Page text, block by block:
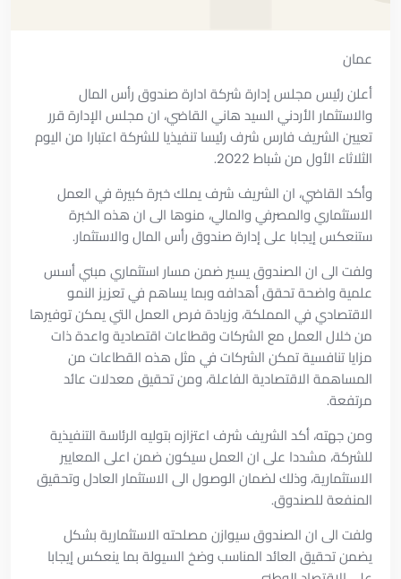
عمان
أعلن رئيس مجلس إدارة شركة ادارة صندوق رأس المال
والاستثمار الأردني السيد هاني القاضي، ان مجلس الإدارة قرر
تعيين الشريف فارس شرف رئيسا تنفيذيا للشركة اعتبارا من اليوم
الثلاثاء الأول من شباط 2022.
وأكد القاضي، ان الشريف شرف يملك خبرة كبيرة في العمل
الاستثماري والمصرفي والمالي، منوها الى ان هذه الخبرة
ستنعكس إيجابا على إدارة صندوق رأس المال والاستثمار.
ولفت الى ان الصندوق يسير ضمن مسار استثماري مبني أسس
علمية واضحة تحقق أهدافه وبما يساهم في تعزيز النمو
الاقتصادي في المملكة، وزيادة فرص العمل التي يمكن توفيرها
من خلال العمل مع الشركات وقطاعات اقتصادية واعدة ذات
مزايا تنافسية تمكن الشركات في مثل هذه القطاعات من
المساهمة الاقتصادية الفاعلة، ومن تحقيق معدلات عائد
مرتفعة.
ومن جهته، أكد الشريف شرف اعتزازه بتوليه الرئاسة التنفيذية
للشركة، مشددا على ان العمل سيكون ضمن اعلى المعايير
الاستثمارية، وذلك لضمان الوصول الى الاستثمار العادل وتحقيق
المنفعة للصندوق.
ولفت الى ان الصندوق سيوازن مصلحته الاستثمارية بشكل
يضمن تحقيق العائد المناسب وضخ السيولة بما ينعكس إيجابا